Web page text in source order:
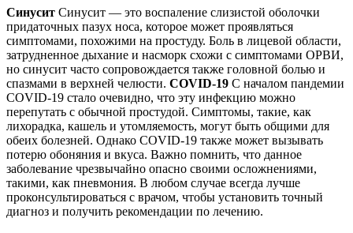
Синусит Синусит — это воспаление слизистой оболочки
придаточных пазух носа, которое может проявляться
симптомами, похожими на простуду. Боль в лицевой области,
затрудненное дыхание и насморк схожи с симптомами ОРВИ,
но синусит часто сопровождается также головной болью и
спазмами в верхней челюсти. COVID-19 С началом пандемии
COVID-19 стало очевидно, что эту инфекцию можно
перепутать с обычной простудой. Симптомы, такие, как
лихорадка, кашель и утомляемость, могут быть общими для
обеих болезней. Однако COVID-19 также может вызывать
потерю обоняния и вкуса. Важно помнить, что данное
заболевание чрезвычайно опасно своими осложнениями,
такими, как пневмония. В любом случае всегда лучше
проконсультироваться с врачом, чтобы установить точный
диагноз и получить рекомендации по лечению.